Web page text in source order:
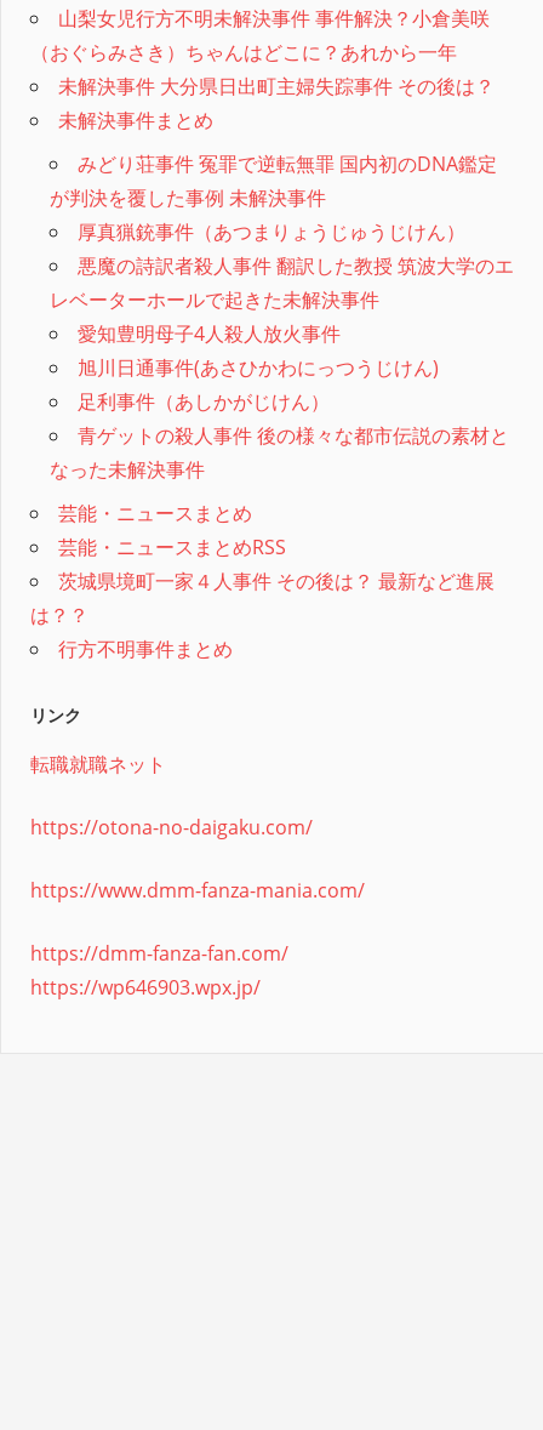
山梨女児行方不明未解決事件 事件解決？小倉美咲
（おぐらみさき）ちゃんはどこに？あれから一年
未解決事件 大分県日出町主婦失踪事件 その後は？
未解決事件まとめ
みどり荘事件 冤罪で逆転無罪 国内初のDNA鑑定
が判決を覆した事例 未解決事件
厚真猟銃事件（あつまりょうじゅうじけん）
悪魔の詩訳者殺人事件 翻訳した教授 筑波大学のエ
レベーターホールで起きた未解決事件
愛知豊明母子4人殺人放火事件
旭川日通事件(あさひかわにっつうじけん)
足利事件（あしかがじけん）
青ゲットの殺人事件 後の様々な都市伝説の素材と
なった未解決事件
芸能・ニュースまとめ
芸能・ニュースまとめRSS
茨城県境町一家４人事件 その後は？ 最新など進展
は？？
行方不明事件まとめ
リンク
転職就職ネット
https://otona-no-daigaku.com/
https://www.dmm-fanza-mania.com/
https://dmm-fanza-fan.com/
https://wp646903.wpx.jp/